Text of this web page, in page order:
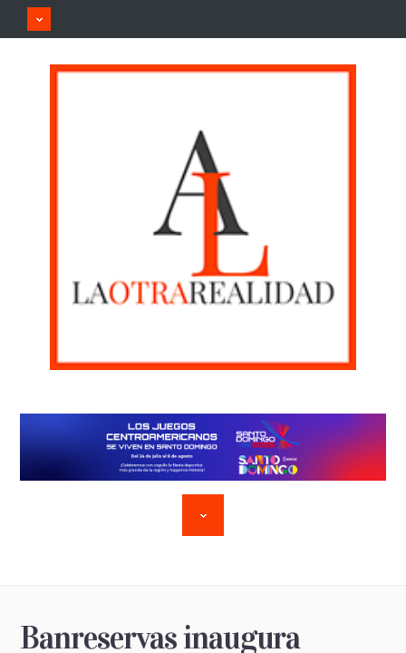
Banreservas inaugura